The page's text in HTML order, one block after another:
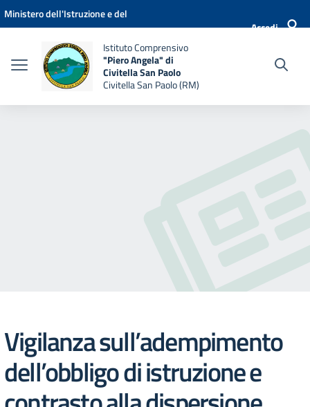
Vai ai contenuti
Vai al menu di navigazione
Vai al footer
Ministero dell'Istruzione e del
Accedi
Istituto Comprensivo
"Piero Angela" di
Civitella San Paolo
Civitella San Paolo (RM)
Vigilanza sull’adempimento
dell’obbligo di istruzione e